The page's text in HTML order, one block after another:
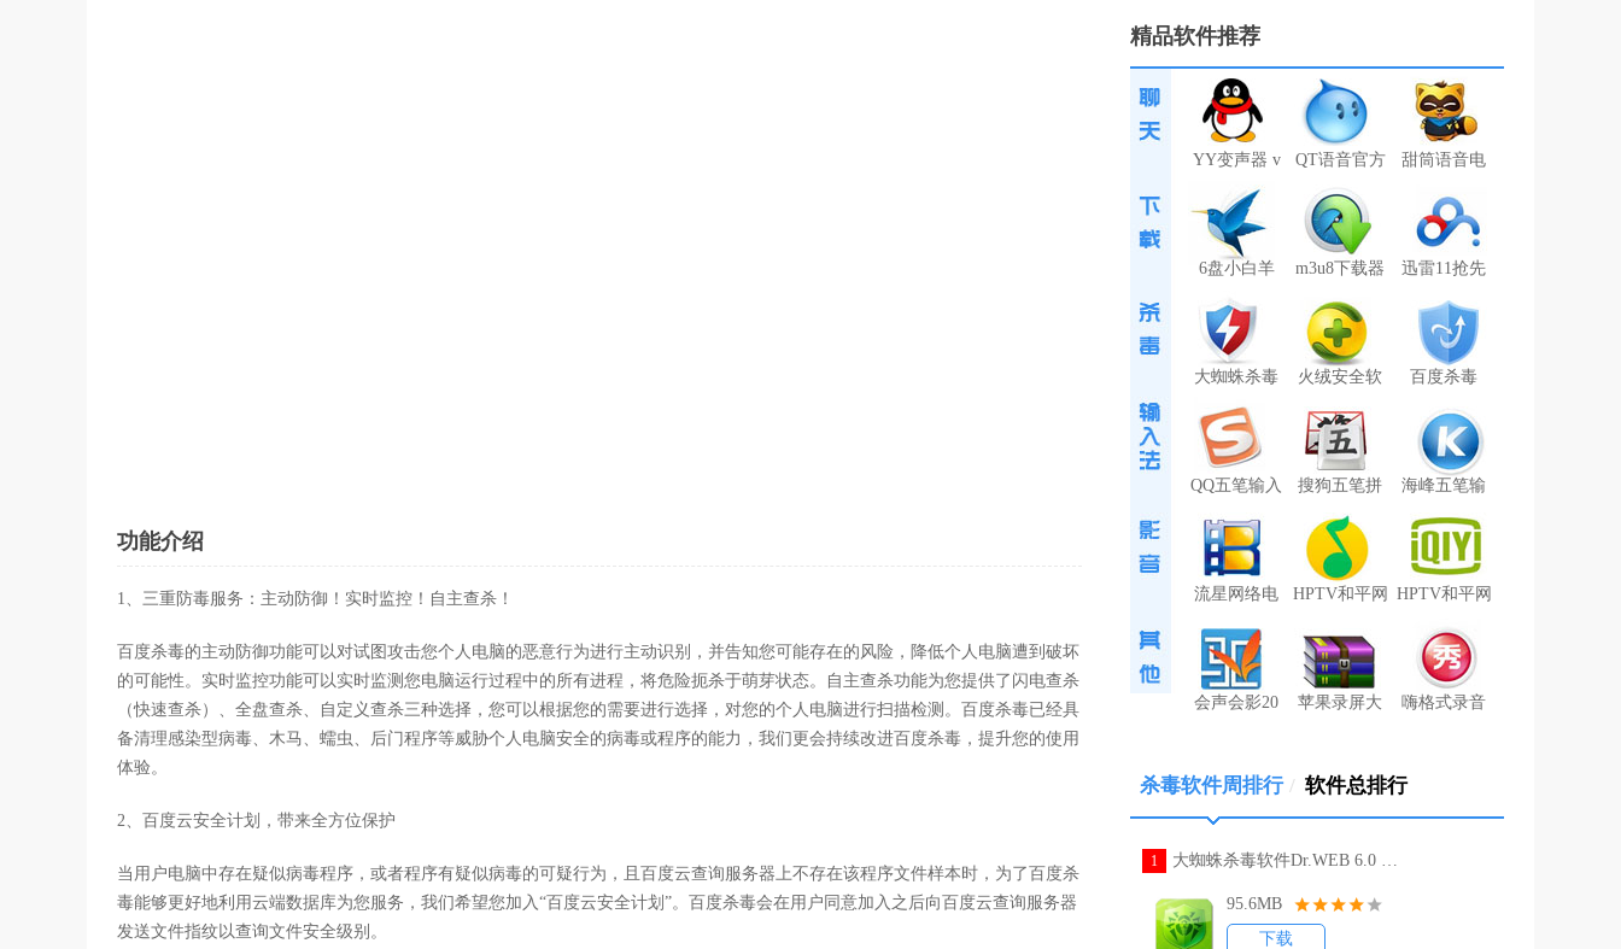
功能介绍
1、三重防毒服务：主动防御！实时监控！自主查杀！
百度杀毒的主动防御功能可以对试图攻击您个人电脑的恶意行为进行主动识别，并告知您可能存在的风险，降低个人电脑遭到破坏
的可能性。实时监控功能可以实时监测您电脑运行过程中的所有进程，将危险扼杀于萌芽状态。自主查杀功能为您提供了闪电查杀
（快速查杀）、全盘查杀、自定义查杀三种选择，您可以根据您的需要进行选择，对您的个人电脑进行扫描检测。百度杀毒已经具
备清理感染型病毒、木马、蠕虫、后门程序等威胁个人电脑安全的病毒或程序的能力，我们更会持续改进百度杀毒，提升您的使用
体验。
2、百度云安全计划，带来全方位保护
当用户电脑中存在疑似病毒程序，或者程序有疑似病毒的可疑行为，且百度云查询服务器上不存在该程序文件样本时，为了百度杀
毒能够更好地利用云端数据库为您服务，我们希望您加入“百度云安全计划”。百度杀毒会在用户同意加入之后向百度云查询服务器
发送文件指纹以查询文件安全级别。
精品软件推荐
YY变声器 v QT语音官方 甜筒语音电
6盘小白羊 m3u8下载器 迅雷11抢先
大蜘蛛杀毒 火绒安全软 百度杀毒
QQ五笔输入 搜狗五笔拼 海峰五笔输
流星网络电 HPTV和平网 HPTV和平网
会声会影20 苹果录屏大 嗨格式录音
杀毒软件周排行 / 软件总排行
1 大蜘蛛杀毒软件Dr.WEB 6.0 中文破解版
95.6MB
下载